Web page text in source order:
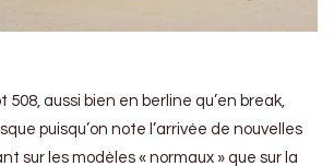
508, aussi bien en berline qu’en break,
puisqu’on note l’arrivée de nouvelles
sur les modèles « normaux » que sur la